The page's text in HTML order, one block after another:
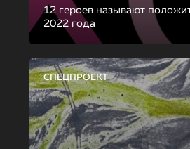
12 героев называют
2022 года
СПЕЦПРОЕКТ